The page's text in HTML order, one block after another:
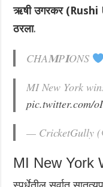
ऋषी उगरकर (Rushi
ठरला.
CHA𝐌P𝐈ONS
MI New York
pic.twitter.com/
— CricketGully
MI New York